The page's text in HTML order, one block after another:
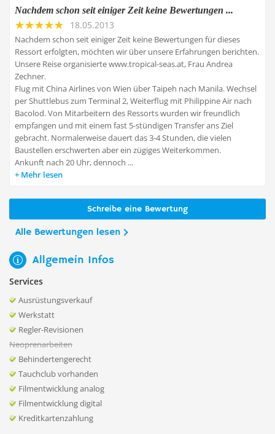
Nachdem schon seit einiger Zeit keine Bewertungen ...
18.05.2013
Nachdem schon seit einiger Zeit keine Bewertungen für dieses
Ressort erfolgten, möchten wir über unsere Erfahrungen berichten.
Unsere Reise organisierte www.tropical-seas.at, Frau Andrea
Zechner.
Flug mit China Airlines von Wien über Taipeh nach Manila. Wechsel
per Shuttlebus zum Terminal 2, Weiterflug mit Philippine Air nach
Bacolod. Von Mitarbeitern des Ressorts wurden wir freundlich
empfangen und mit einem fast 5-stündigen Transfer ans Ziel
gebracht. Normalerweise dauert das 3-4 Stunden, die vielen
Baustellen erschwerten aber ein zügiges Weiterkommen.
Ankunft nach 20 Uhr, dennoch ...
Mehr lesen
Schreibe eine Bewertung
Alle Bewertungen lesen
Allgemein Infos
Services
Ausrüstungsverkauf
Werkstatt
Regler-Revisionen
Neoprenarbeiten
Behindertengerecht
Tauchclub vorhanden
Filmentwicklung analog
Filmentwicklung digital
Kreditkartenzahlung